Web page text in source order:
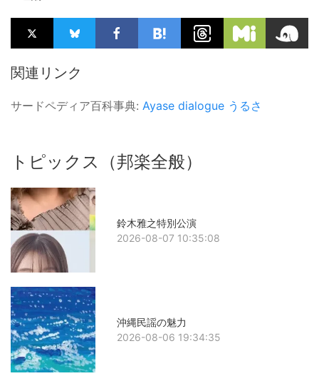
関連リンク
サードペディア百科事典: Ayase dialogue うるさ
トピックス（邦楽全般）
鈴木雅之特別公演
2026-08-07 10:35:08
沖縄民謡の魅力
2026-08-06 19:34:35